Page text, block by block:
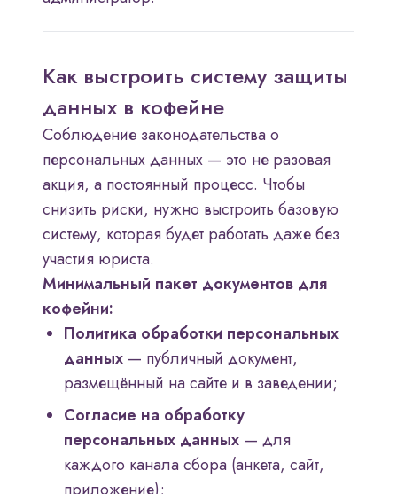
Как выстроить систему защиты
данных в кофейне
Соблюдение законодательства о
персональных данных — это не разовая
акция, а постоянный процесс. Чтобы
снизить риски, нужно выстроить базовую
систему, которая будет работать даже без
участия юриста.
Минимальный пакет документов для
кофейни:
Политика обработки персональных
данных — публичный документ,
размещённый на сайте и в заведении;
Согласие на обработку
персональных данных — для
каждого канала сбора (анкета, сайт,